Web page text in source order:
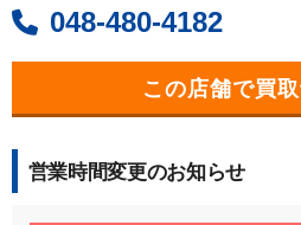
048-480-4182
この店舗で買
営業時間変更のお知らせ